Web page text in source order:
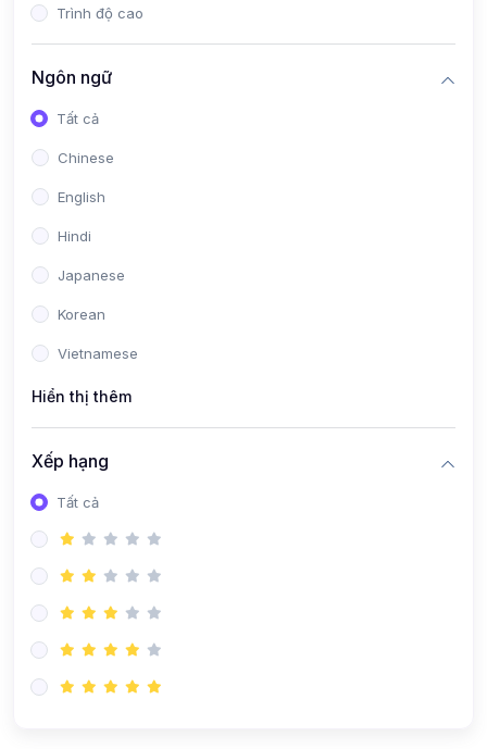
Trình độ cao
Ngôn ngữ
Tất cả
Chinese
English
Hindi
Japanese
Korean
Vietnamese
Hiển thị thêm
Xếp hạng
Tất cả